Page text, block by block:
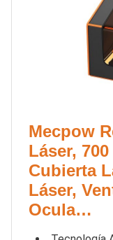
Mecpow
Láser,
Cubierta
Láser,
Ocula…